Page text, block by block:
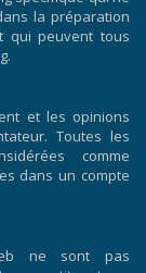
la préparation
qui peuvent tous
et les opinions
Toutes les
comme
dans un compte
ne sont pas